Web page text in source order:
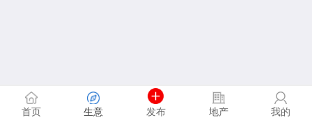
首页 生意 发布 地产 我的